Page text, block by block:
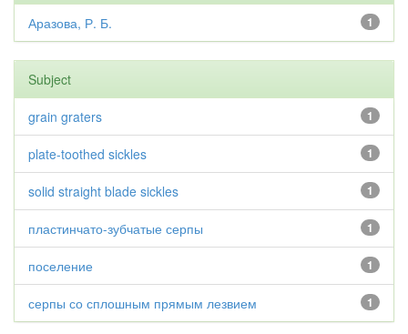
1
Аразова, Р. Б.
Subject
1
grain graters
1
plate-toothed sickles
1
solid straight blade sickles
1
пластинчато-зубчатые серпы
1
поселение
1
серпы со сплошным прямым лезвием